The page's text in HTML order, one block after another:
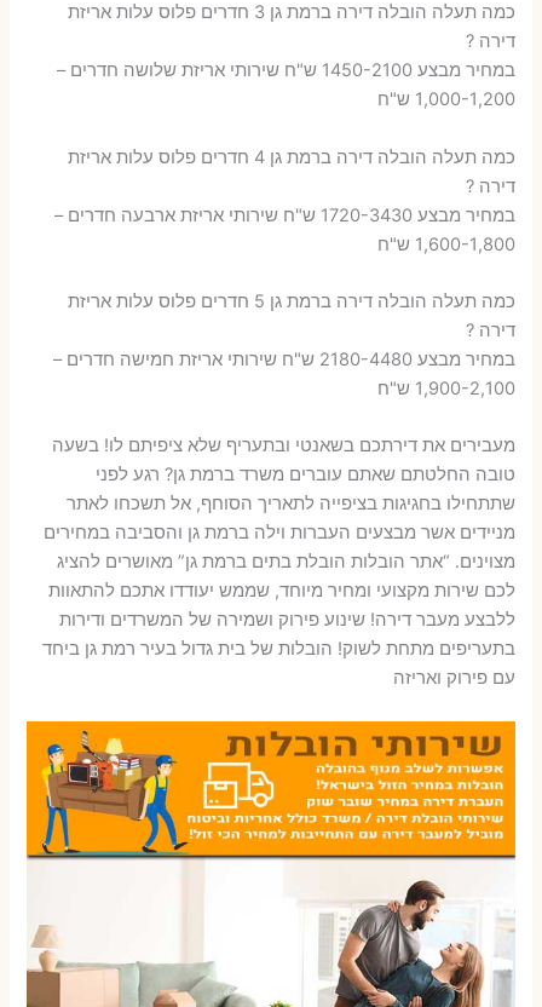
כמה תעלה הובלה דירה ברמת גן 3 חדרים פלוס עלות אריזת
דירה ?
במחיר מבצע 1450-2100 ש"ח שירותי אריזת שלושה חדרים –
1,000-1,200 ש"ח
כמה תעלה הובלה דירה ברמת גן 4 חדרים פלוס עלות אריזת
דירה ?
במחיר מבצע 1720-3430 ש"ח שירותי אריזת ארבעה חדרים –
1,600-1,800 ש"ח
כמה תעלה הובלה דירה ברמת גן 5 חדרים פלוס עלות אריזת
דירה ?
במחיר מבצע 2180-4480 ש"ח שירותי אריזת חמישה חדרים –
1,900-2,100 ש"ח
מעבירים את דירתכם בשאנטי ובתעריף שלא ציפיתם לו! בשעה
טובה החלטתם שאתם עוברים משרד ברמת גן? רגע לפני
שתתחילו בחגיגות בציפייה לתאריך הסוחף, אל תשכחו לאתר
מניידים אשר מבצעים העברות וילה ברמת גן והסביבה במחירים
מצוינים. “אתר הובלות הובלת בתים ברמת גן” מאושרים להציג
לכם שירות מקצועי ומחיר מיוחד, שממש יעודדו אתכם להתאוות
ללבצע מעבר דירה! שינוע פירוק ושמירה של המשרדים ודירות
בתעריפים מתחת לשוק! הובלות של בית גדול בעיר רמת גן ביחד
עם פירוק ואריזה